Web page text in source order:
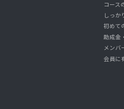
コース
しっか
初めて
助成金
メンバ
会員に